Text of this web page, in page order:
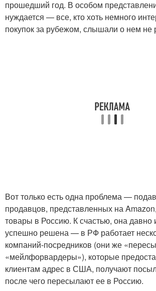
прошедший год. В особом
нуждается — все, кто хоть немного
покупок за рубежом, слышали о нем не
Вот только есть одна проблема —
продавцов, представленных на
товары в Россию. К счастью, она давно
успешно решена — в РФ работает
компаний-посредников (они же
«мейлфорвардеры»), которые
клиентам адрес в США, получают
после чего пересылают ее в Россию.